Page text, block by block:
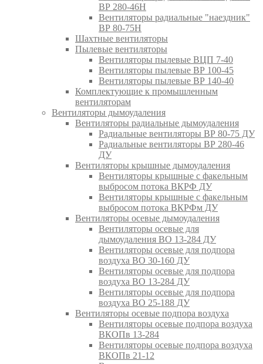
ВР 280-46Н
Вентиляторы радиальные "наездник"
ВР 80-75Н
Шахтные вентиляторы
Пылевые вентиляторы
Вентиляторы пылевые ВЦП 7-40
Вентиляторы пылевые ВР 100-45
Вентиляторы пылевые ВР 140-40
Комплектующие к промышленным
вентиляторам
Вентиляторы дымоудаления
Вентиляторы радиальные дымоудаления
Радиальные вентиляторы ВР 80-75 ДУ
Радиальные вентиляторы ВР 280-46
ДУ
Вентиляторы крышные дымоудаления
Вентиляторы крышные с факельным
выбросом потока ВКРФ ДУ
Вентиляторы крышные с факельным
выбросом потока ВКРФм ДУ
Вентиляторы осевые дымоудаления
Вентиляторы осевые для
дымоудаления ВО 13-284 ДУ
Вентиляторы осевые для подпора
воздуха ВО 30-160 ДУ
Вентиляторы осевые для подпора
воздуха ВО 13-284 ДУ
Вентиляторы осевые для подпора
воздуха ВО 25-188 ДУ
Вентиляторы осевые подпора воздуха
Вентиляторы осевые подпора воздуха
ВКОПв 13-284
Вентиляторы осевые подпора воздуха
ВКОПв 21-12